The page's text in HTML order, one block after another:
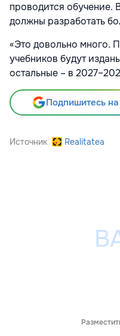
проводится обучение.
должны разработать
«Это довольно много.
учебников будут
остальные – в
Подпишитесь
Источник Realitatea